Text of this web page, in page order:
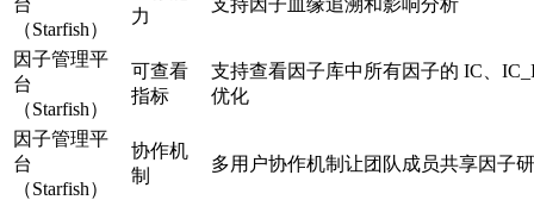
（Starfish）
力
因子管理平
台
（Starfish）
可查看
指标
支持查看因子库中所有因子的 IC、
优化
因子管理平
台
（Starfish）
协作机
制
多用户协作机制让团队成员共享因子